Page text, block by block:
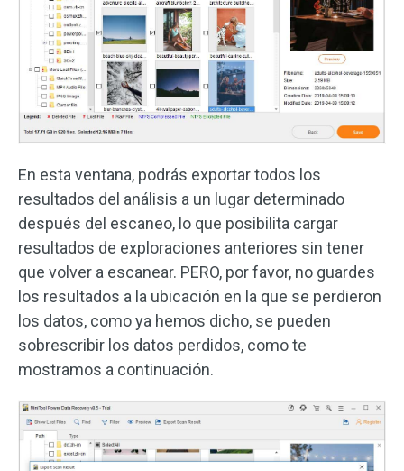
En esta ventana, podrás exportar todos los
resultados del análisis a un lugar determinado
después del escaneo, lo que posibilita cargar
resultados de exploraciones anteriores sin tener
que volver a escanear. PERO, por favor, no guardes
los resultados a la ubicación en la que se perdieron
los datos, como ya hemos dicho, se pueden
sobrescribir los datos perdidos, como te
mostramos a continuación.